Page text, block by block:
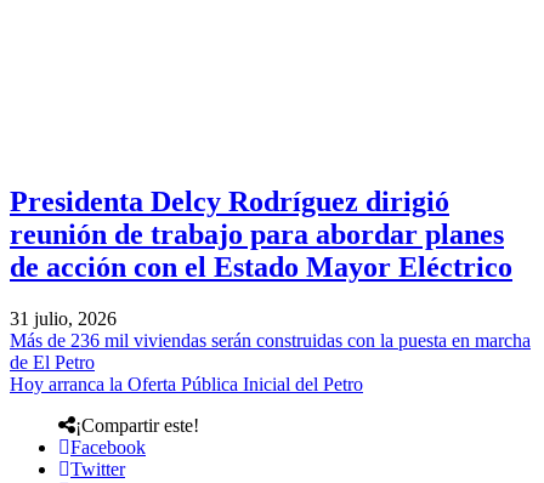
Presidenta Delcy Rodríguez dirigió
reunión de trabajo para abordar planes
de acción con el Estado Mayor Eléctrico
31 julio, 2026
Más de 236 mil viviendas serán construidas con la puesta en marcha
de El Petro
Hoy arranca la Oferta Pública Inicial del Petro
¡Compartir este!
Facebook
Twitter